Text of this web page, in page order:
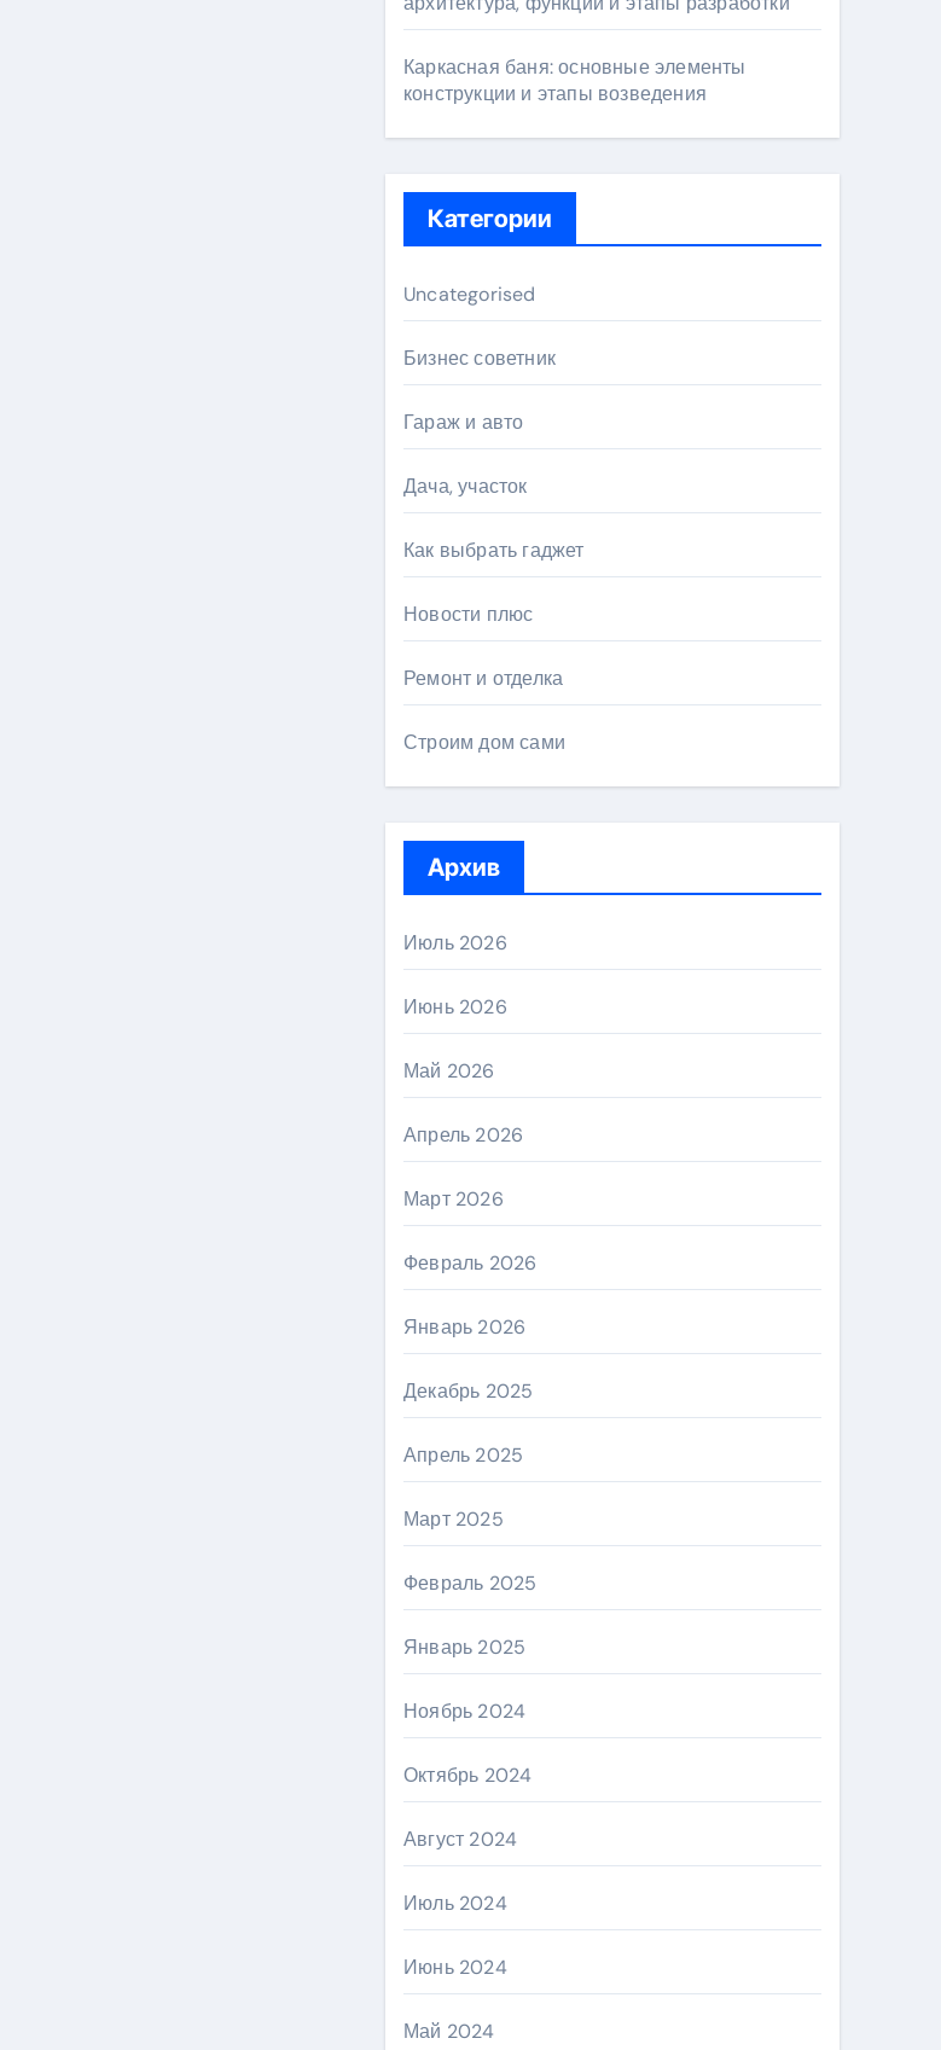
Каркасная баня: основные элементы
конструкции и этапы возведения
Категории
Uncategorised
Бизнес советник
Гараж и авто
Дача, участок
Как выбрать гаджет
Новости плюс
Ремонт и отделка
Строим дом сами
Архив
Июль 2026
Июнь 2026
Май 2026
Апрель 2026
Март 2026
Февраль 2026
Январь 2026
Декабрь 2025
Апрель 2025
Март 2025
Февраль 2025
Январь 2025
Ноябрь 2024
Октябрь 2024
Август 2024
Июль 2024
Июнь 2024
Май 2024